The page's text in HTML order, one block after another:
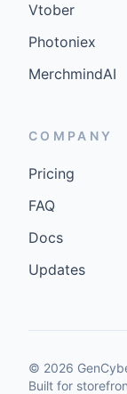
Vtober
Photoniex
MerchmindAI
COMPANY
Pricing
FAQ
Docs
Updates
© 2026
Built for